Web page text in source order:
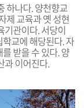
하나다. 양천향교
제 교육과 옛 성현
기관이다. 서당이
교에 해당된다. 자
받을 수 있다.양
과 이어진다.